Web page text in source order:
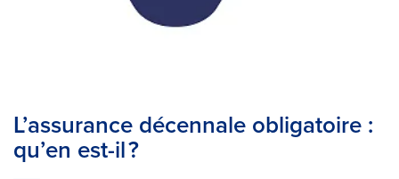
L’assurance décennale obligatoire :
qu’en est-il ?